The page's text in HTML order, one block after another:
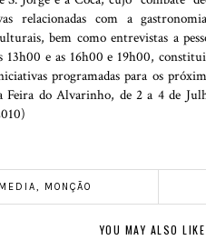
relacionadas com a
bem como entrevistas a
13h00 e as 16h00 e 19h00,
programadas para os
Feira do Alvarinho, de 2 a 4 de
MEDIA, MONÇÃO
YOU MAY ALSO LIKE